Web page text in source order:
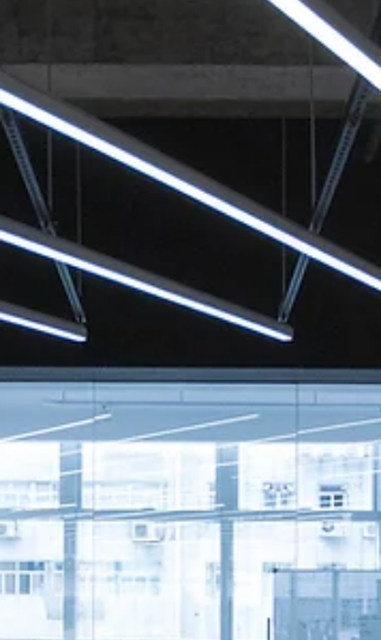
公家具的方式，辦公家具可多樣式組合選擇
互相搭配運用，不受空間及時間之限制，發